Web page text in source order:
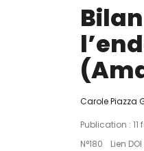
Carole Piazza
Publication : 11
N°180
Lien DOI